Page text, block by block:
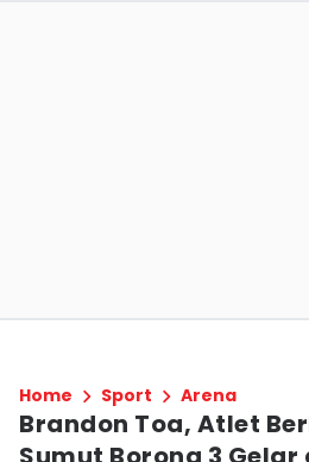
Home Sport Arena
Brandon Toa, Atlet